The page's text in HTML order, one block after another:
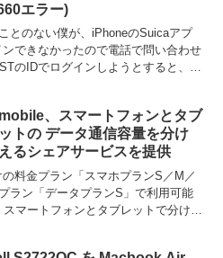
エラー)
とのない僕が、iPhoneのSuicaアプ
できなかったので電話で問い合わせ
のIDでログインしようとすると、
、スマートフォンとタブ
トの データ通信容量を分け
るシェアサービスを提供
料金プラン「スマホプランS／M／
ラン「データプランS」で利用可能
マートフォンとタブレットで分け合